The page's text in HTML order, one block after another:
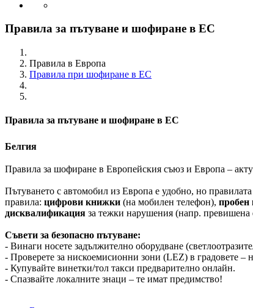
Правила за пътуване и шофиране в ЕС
Правила в Европа
Правила при шофиране в ЕС
Правила за пътуване и шофиране в ЕС
Белгия
Правила за шофиране в Европейския съюз и Европа –
Пътуването с автомобил из Европа е удобно, но
правила: цифрови книжки (на мобилен телефон), пробен
дисквалификация за тежки нарушения (напр.
Съвети за безопасно пътуване:
- Винаги носете задължително оборудване
- Проверете за нискоемисионни зони (LEZ) в градовете –
- Купувайте винетки/тол такси предварително онлайн.
- Спазвайте локалните знаци – те имат предимство!